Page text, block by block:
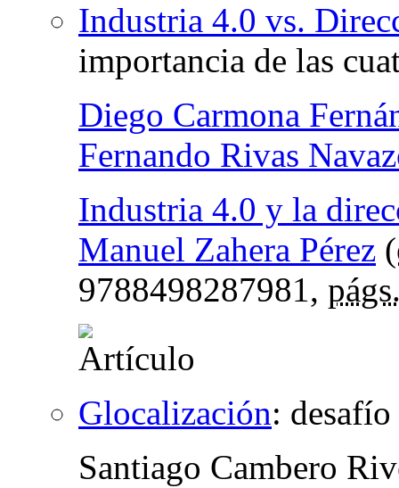
Industria 4.0 vs.
importancia de las
Diego Carmona
Fernando Rivas
Industria 4.0 y la
Manuel Zahera Pérez (
9788498287981,
Glocalización:
Santiago Cambero